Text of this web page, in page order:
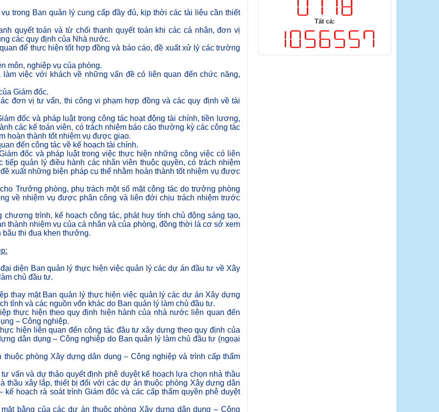
trong Ban quản lý cung cấp đầy đủ, kịp thời các tài liệu cần thiết
quyết toán và từ chối thanh quyết toán khi các cá nhân, đơn vị
các quy định của Nhà nước.
để thực hiện tốt hợp đồng và báo cáo, đề xuất xử lý các trường
môn, nghiệp vụ của phòng.
việc với khách về những vấn đề có liên quan đến chức năng,
Giám đốc.
đơn vị tư vấn, thi công vi phạm hợp đồng và các quy định về tài
đốc và pháp luật trong công tác hoạt động tài chính, tiền lương,
các kế toán viên, có trách nhiệm báo cáo thường kỳ các công tác
hoàn thành tốt nhiệm vụ được giao.
đến công tác về kế hoạch tài chính.
đốc và pháp luật trong việc thực hiện những công việc có liên
quản lý điều hành các nhân viên thuộc quyền, có trách nhiệm
xuất những biện pháp cụ thể nhằm hoàn thành tốt nhiệm vụ được
Trưởng phòng, phụ trách một số mặt công tác do trưởng phòng
về nhiệm vụ được phân công và liên đới chịu trách nhiệm trước
trình, kế hoạch công tác, phát huy tính chủ động sáng tạo,
thành nhiệm vụ của cá nhân và của phòng, đồng thời là cơ sở xem
bầu thi đua khen thưởng.
diện Ban quản lý thực hiện việc quản lý các dự án đầu tư về Xây
chủ đầu tư.
thay mặt Ban quản lý thực hiện việc quản lý các dự án Xây dựng
tỉnh và các nguồn vốn khác do Ban quản lý làm chủ đầu tư.
thực hiện theo quy định hiện hành của nhà nước liên quan đến
– Công nghiệp.
hiện liên quan đến công tác đầu tư xây dựng theo quy định của
dân dụng – Công nghiệp do Ban quản lý làm chủ đầu tư (ngoại
phòng Xây dựng dân dụng – Công nghiệp và trình cấp thẩm
vấn và dự thảo quyết định phê duyệt kế hoạch lựa chọn nhà thầu
thầu xây lắp, thiết bị đối với các dự án thuộc phòng Xây dựng dân
hoạch rà soát trình Giám đốc và các cấp thẩm quyền phê duyệt
bằng của các dự án thuộc phòng Xây dựng dân dụng – Công
Tất cả: